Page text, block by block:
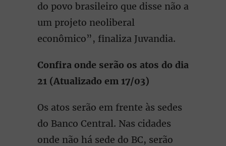
do povo brasileiro que disse não a
um projeto neoliberal
econômico”, finaliza Juvandia.
Confira onde serão os atos do dia
21 (Atualizado em 17/03)
Os atos serão em frente às sedes
do Banco Central. Nas cidades
onde não há sede do BC, serão